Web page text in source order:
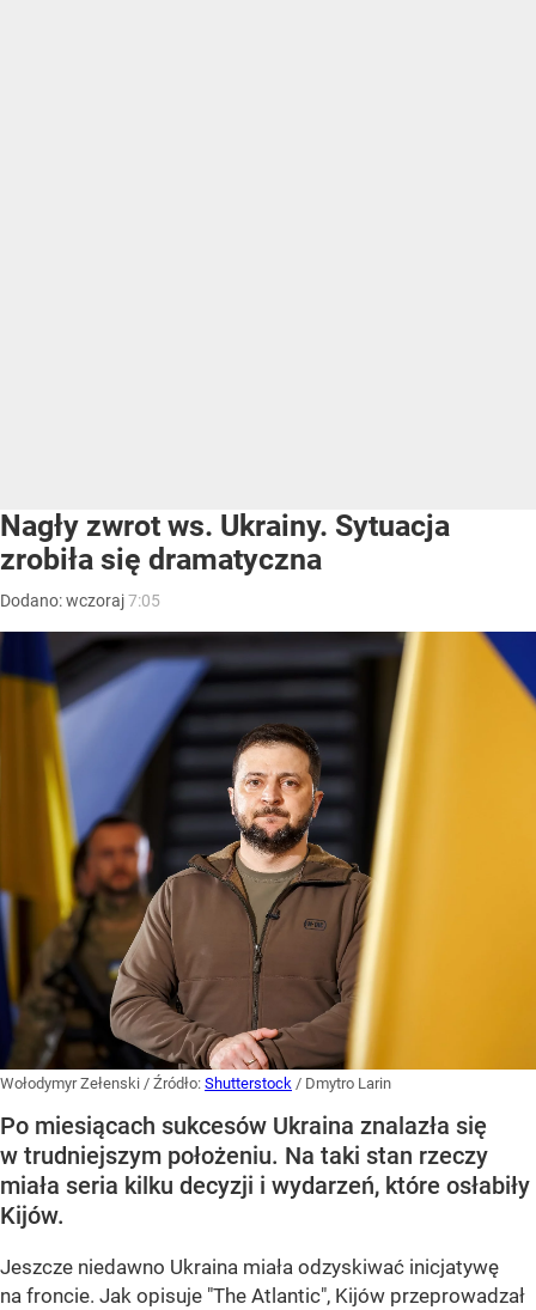
Nagły zwrot ws. Ukrainy. Sytuacja
zrobiła się dramatyczna
Dodano:wczoraj7:05
Wołodymyr Zełenski / Źródło: Shutterstock / Dmytro Larin
Po miesiącach sukcesów Ukraina znalazła się
w trudniejszym położeniu. Na taki stan rzeczy
miała seria kilku decyzji i wydarzeń, które osłabiły
Kijów.
Jeszcze niedawno Ukraina miała odzyskiwać inicjatywę
na froncie. Jak opisuje "The Atlantic", Kijów przeprowadzał